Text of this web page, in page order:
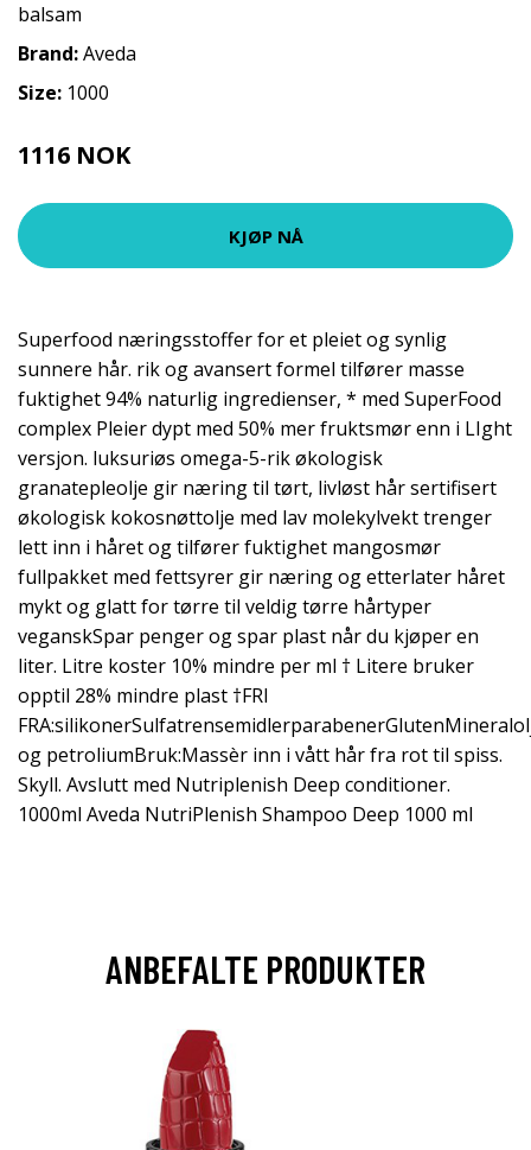
balsam
Brand:Aveda
Size: 1000
1116 NOK
KJØP NÅ
Superfood næringsstoffer for et pleiet og synlig
sunnere hår. rik og avansert formel tilfører masse
fuktighet 94% naturlig ingredienser, * med SuperFood
complex Pleier dypt med 50% mer fruktsmør enn i LIght
versjon. luksuriøs omega-5-rik økologisk
granatepleolje gir næring til tørt, livløst hår sertifisert
økologisk kokosnøttolje med lav molekylvekt trenger
lett inn i håret og tilfører fuktighet mangosmør
fullpakket med fettsyrer gir næring og etterlater håret
mykt og glatt for tørre til veldig tørre hårtyper
veganskSpar penger og spar plast når du kjøper en
liter. Litre koster 10% mindre per ml † Litere bruker
opptil 28% mindre plast †FRI
og petroliumBruk:Massèr inn i vått hår fra rot til spiss.
Skyll. Avslutt med Nutriplenish Deep conditioner.
1000ml Aveda NutriPlenish Shampoo Deep 1000 ml
ANBEFALTE PRODUKTER